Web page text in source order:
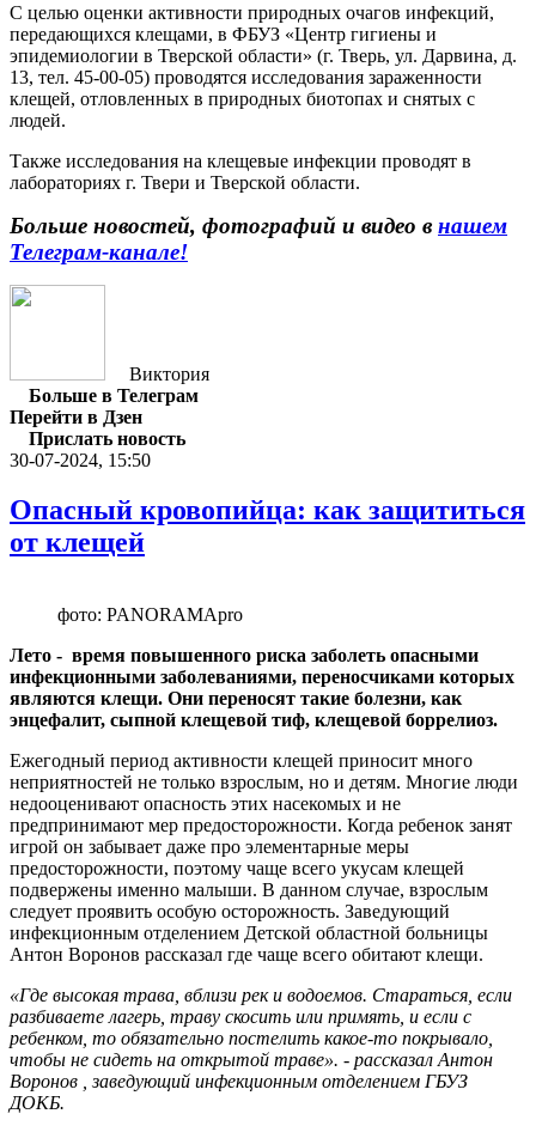
С целью оценки активности природных очагов инфекций,
передающихся клещами, в ФБУЗ «Центр гигиены и
эпидемиологии в Тверской области» (г. Тверь, ул. Дарвина, д.
13, тел. 45-00-05) проводятся исследования зараженности
клещей, отловленных в природных биотопах и снятых с
людей.
Также исследования на клещевые инфекции проводят в
лабораториях г. Твери и Тверской области.
Больше новостей, фотографий и видео в нашем
Телеграм-канале!
Виктория
Больше в Телеграм
Перейти в Дзен
Прислать новость
30-07-2024, 15:50
Опасный кровопийца: как защититься
от клещей
фото: PANORAMApro
Лето - время повышенного риска заболеть опасными
инфекционными заболеваниями, переносчиками которых
являются клещи. Они переносят такие болезни, как
энцефалит, сыпной клещевой тиф, клещевой боррелиоз.
Ежегодный период активности клещей приносит много
неприятностей не только взрослым, но и детям. Многие люди
недооценивают опасность этих насекомых и не
предпринимают мер предосторожности. Когда ребенок занят
игрой он забывает даже про элементарные меры
предосторожности, поэтому чаще всего укусам клещей
подвержены именно малыши. В данном случае, взрослым
следует проявить особую осторожность. Заведующий
инфекционным отделением Детской областной больницы
Антон Воронов рассказал где чаще всего обитают клещи.
«Где высокая трава, вблизи рек и водоемов. Стараться, если
разбиваете лагерь, траву скосить или примять, и если с
ребенком, то обязательно постелить какое-то покрывало,
чтобы не сидеть на открытой траве». - рассказал Антон
Воронов , заведующий инфекционным отделением ГБУЗ
ДОКБ.